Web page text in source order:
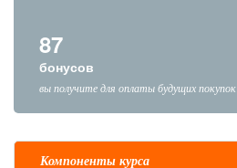
87
бонусов
вы получите для оплаты будущих покупок
Компоненты курса